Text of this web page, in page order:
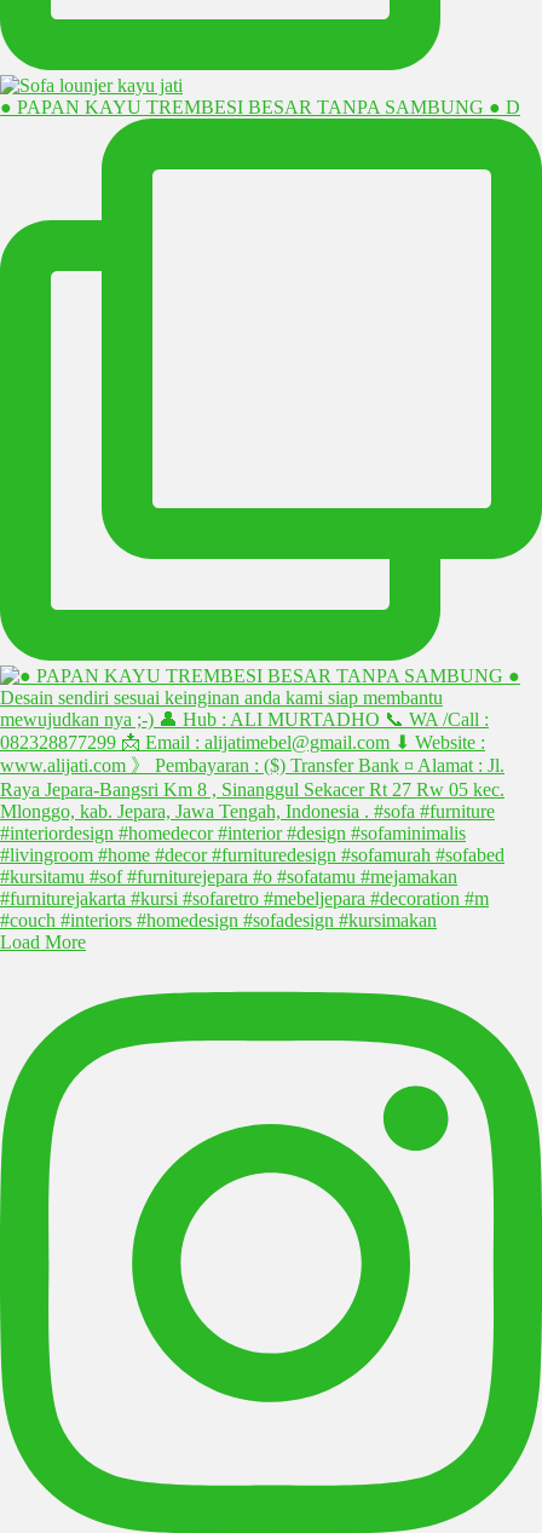
● PAPAN KAYU TREMBESI BESAR TANPA SAMBUNG ● D
Load More